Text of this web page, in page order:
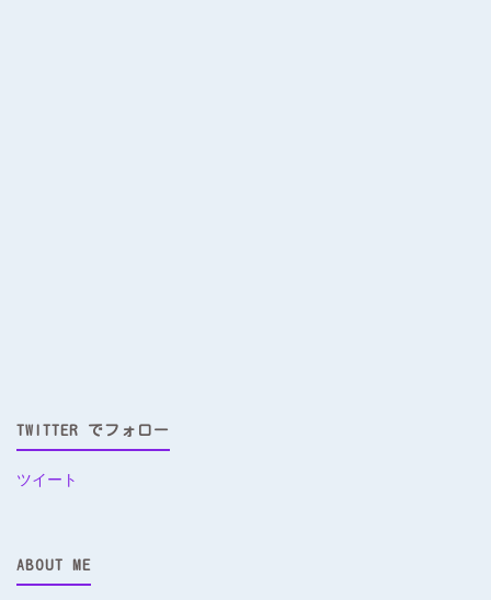
TWITTER でフォロー
ツイート
ABOUT ME